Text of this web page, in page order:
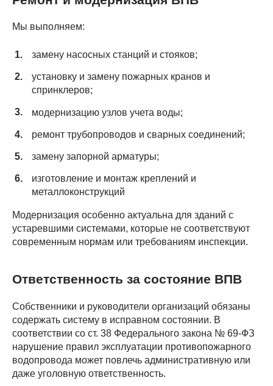
Мы выполняем:
замену насосных станций и стояков;
установку и замену пожарных кранов и
спринклеров;
модернизацию узлов учета воды;
ремонт трубопроводов и сварных соединений;
замену запорной арматуры;
изготовление и монтаж креплений и
металлоконструкций
Модернизация особенно актуальна для зданий с
устаревшими системами, которые не соответствуют
современным нормам или требованиям инспекции.
Ответственность за состояние ВПВ
Собственники и руководители организаций обязаны
содержать систему в исправном состоянии. В
соответствии со ст. 38 Федерального закона № 69-ФЗ
нарушение правил эксплуатации противопожарного
водопровода может повлечь административную или
даже уголовную ответственность.